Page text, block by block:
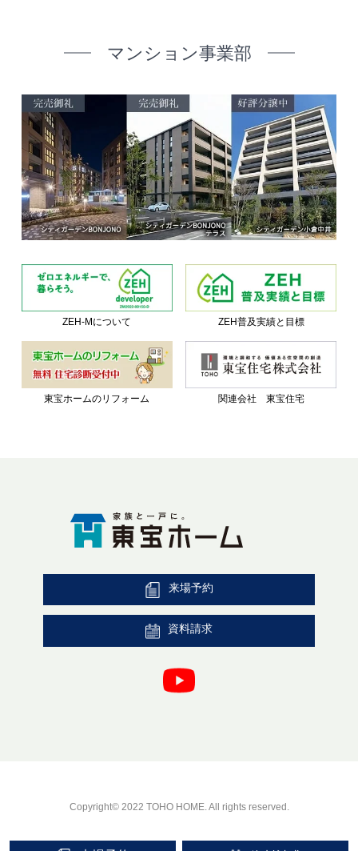
マンション事業部
ZEH-Mについて ZEH普及実績と目標
東宝ホームのリフォーム 関連会社 東宝住宅
来場予約
資料請求
Copyright© 2022 TOHO HOME. All rights reserved.